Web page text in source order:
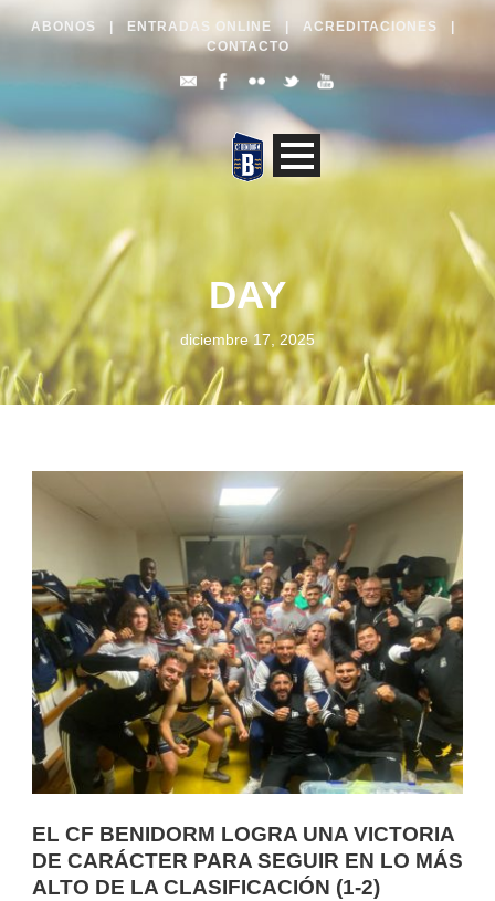
ABONOS ENTRADAS ONLINE ACREDITACIONES
CONTACTO
DAY
diciembre 17, 2025
EL CF BENIDORM LOGRA UNA VICTORIA
DE CARÁCTER PARA SEGUIR EN LO MÁS
ALTO DE LA CLASIFICACIÓN (1-2)